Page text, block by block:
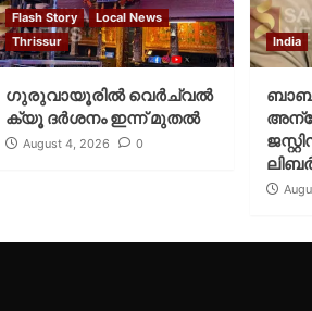
Flash Story
Local News
Thrissur
ഗുരുവായൂരില്‍ വെര്‍ച്വല്‍
ക്യൂ ദര്‍ശനം ഇന്ന് മുതല്‍
August 4, 2026 0
India